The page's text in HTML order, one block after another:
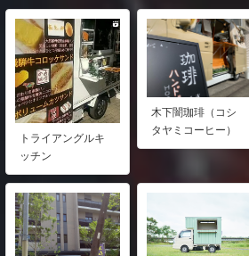
トライアングルキ
ッチン
木下闇珈琲（コシ
タヤミコーヒー）